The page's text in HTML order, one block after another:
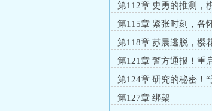
第112章 史勇的推测，
第115章 紧张时刻，各
第118章 苏晨逃脱，樱
第121章 警方通报！重
第124章 研究的秘密！“
第127章 绑架